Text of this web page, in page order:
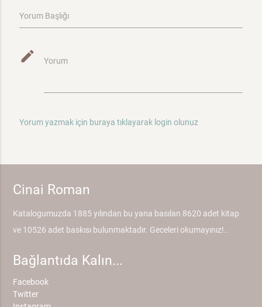
Yorum Başlığı
mode_edit Yorum
Yorum yazmak için buraya tıklayarak login olunuz
Cinai Roman
Katalogumuzda 1885 yılından bu yana basılan 8620 adet kitap
ve 10526 adet baskısı bulunmaktadır. Geceleri okumayınız!..
Bağlantıda Kalın...
Facebook
Twitter